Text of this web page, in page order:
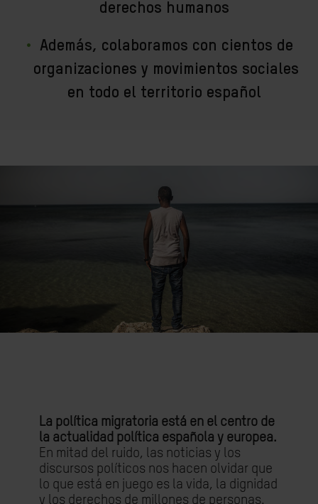
derechos humanos
Además, colaboramos con cientos de
organizaciones y movimientos sociales
en todo el territorio español
La política migratoria está en el centro de
la actualidad política española y europea.
En mitad del ruido, las noticias y los
discursos políticos nos hacen olvidar que
lo que está en juego es la vida, la dignidad
y los derechos de millones de personas.